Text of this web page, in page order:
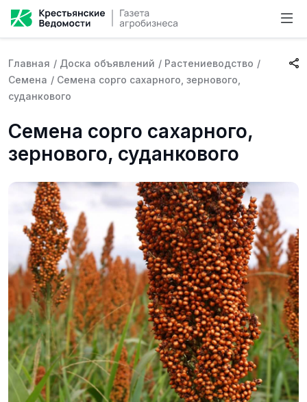
Главная / Доска объявлений / Растениеводство /
Семена / Семена сорго сахарного, зернового,
суданкового
Семена сорго сахарного,
зернового, суданкового